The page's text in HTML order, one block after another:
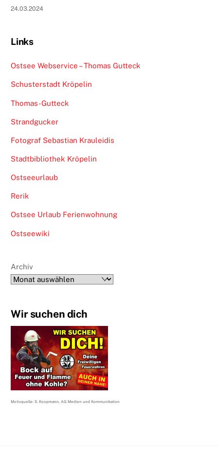
24.03.2024
Links
Ostsee Webservice – Thomas Gutteck
Schusterstadt Kröpelin
Thomas-Gutteck
Strandgucker
Fotograf Sebastian Krauleidis
Stadtbibliothek Kröpelin
Ostseeurlaub
Rerik
Ostsee Urlaub Ferienwohnung
Ostseewiki
Archiv
Wir suchen dich
Motivquelle: S. Koopmann, AG Medien und Kommunikation